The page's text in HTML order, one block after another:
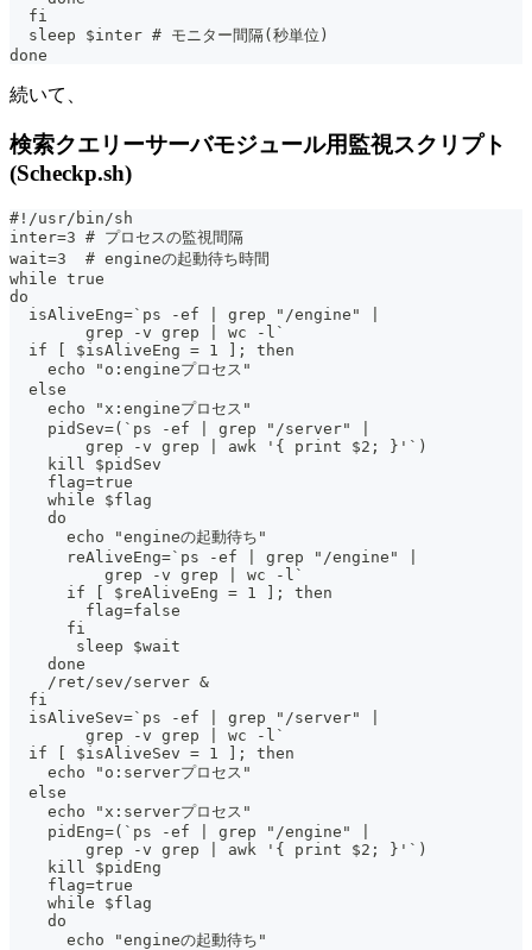
  fi
  sleep $inter # モニター間隔(秒単位)
done
続いて、
検索クエリーサーバモジュール用監視スクリプト
(Scheckp.sh)
#!/usr/bin/sh
inter=3 # プロセスの監視間隔
wait=3  # engineの起動待ち時間
while true
do
  isAliveEng=`ps -ef | grep "/engine" |
        grep -v grep | wc -l`
  if [ $isAliveEng = 1 ]; then
    echo "o:engineプロセス"
  else
    echo "x:engineプロセス"
    pidSev=(`ps -ef | grep "/server" |
        grep -v grep | awk '{ print $2; }'`)
    kill $pidSev
    flag=true
    while $flag
    do
      echo "engineの起動待ち"
      reAliveEng=`ps -ef | grep "/engine" |
          grep -v grep | wc -l`
      if [ $reAliveEng = 1 ]; then
        flag=false
      fi
       sleep $wait
    done
    /ret/sev/server &
  fi
  isAliveSev=`ps -ef | grep "/server" |
        grep -v grep | wc -l`
  if [ $isAliveSev = 1 ]; then
    echo "o:serverプロセス"
  else
    echo "x:serverプロセス"
    pidEng=(`ps -ef | grep "/engine" |
        grep -v grep | awk '{ print $2; }'`)
    kill $pidEng
    flag=true
    while $flag
    do
      echo "engineの起動待ち"